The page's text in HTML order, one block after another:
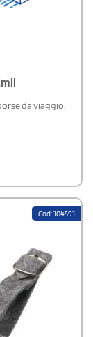
da viaggio.
Cod: 104591